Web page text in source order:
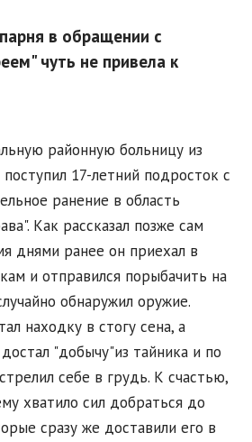
в обращении с
чуть не привела к
районную больницу из
17-летний подросток с
ранение в область
Как рассказал позже сам
днями ранее он приехал в
и отправился порыбачить на
обнаружил оружие.
находку в стогу сена, а
"добычу"из тайника и по
себе в грудь. К счастью,
хватило сил добраться до
сразу же доставили его в